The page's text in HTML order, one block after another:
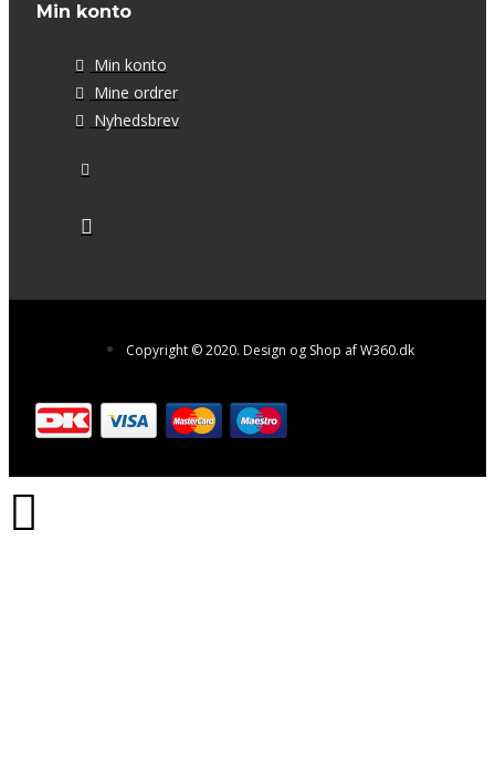
Min konto
Min konto
Mine ordrer
Nyhedsbrev
Copyright © 2020. Design og Shop af W360.dk